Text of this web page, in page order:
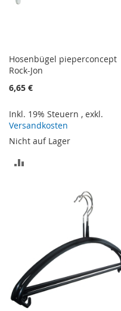
Hosenbügel pieperconcept
Rock-Jon
6,65 €
Inkl. 19% Steuern , exkl.
Versandkosten
Nicht auf Lager
HINZUFÜGEN